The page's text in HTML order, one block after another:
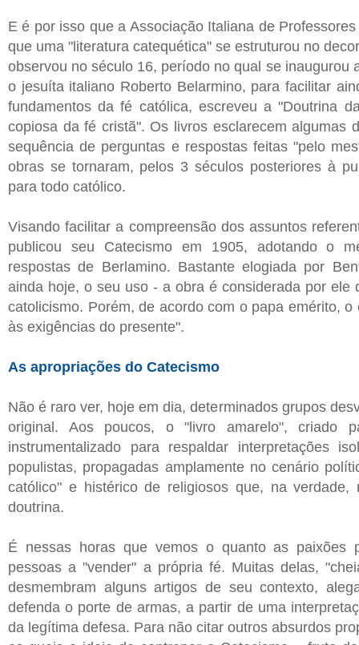
E é por isso que a Associação Italiana de
que uma "literatura catequética" se estruturou no
observou no século 16, período no qual se inaugurou
o jesuíta italiano Roberto Belarmino, para facilitar
fundamentos da fé católica, escreveu a "Doutrina
copiosa da fé cristã". Os livros esclarecem algumas
sequência de perguntas e respostas feitas "pelo
obras se tornaram, pelos 3 séculos posteriores à
para todo católico.
Visando facilitar a compreensão dos assuntos
publicou seu Catecismo em 1905, adotando o
respostas de Berlamino. Bastante elogiada por
ainda hoje, o seu uso - a obra é considerada por ele
catolicismo. Porém, de acordo com o papa emérito,
às exigências do presente".
As apropriações do Catecismo
Não é raro ver, hoje em dia, determinados grupos
original. Aos poucos, o "livro amarelo", criado
instrumentalizado para respaldar interpretações
populistas, propagadas amplamente no cenário
católico" e histérico de religiosos que, na verdade,
doutrina.
É nessas horas que vemos o quanto as paixões
pessoas a "vender" a própria fé. Muitas delas,
desmembram alguns artigos de seu contexto,
defenda o porte de armas, a partir de uma
da legítima defesa. Para não citar outros absurdos